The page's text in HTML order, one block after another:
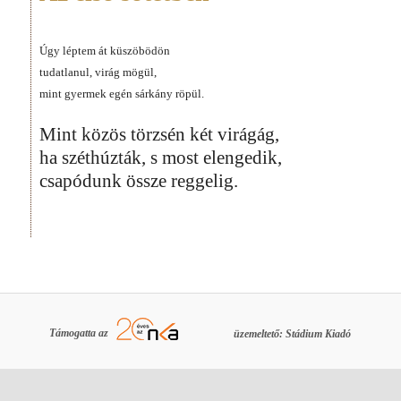
Úgy léptem át küszöbödön
tudatlanul, virág mögül,
mint gyermek egén sárkány röpül.
Mint közös törzsén két virágág,
ha széthúzták, s most elengedik,
csapódunk össze reggelig.
Támogatta az üzemeltető: Stádium Kiadó